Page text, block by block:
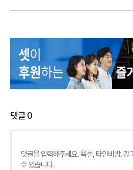
댓글0